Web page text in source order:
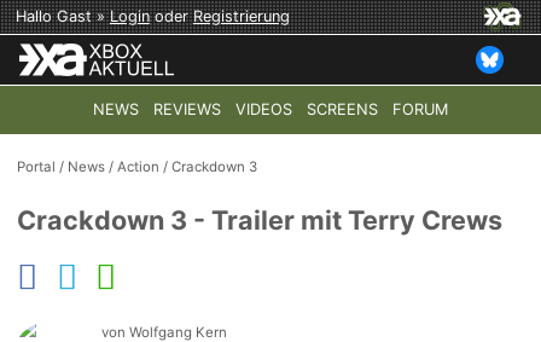
Hallo Gast »LoginoderRegistrierung
NEWS REVIEWS VIDEOS SCREENS FORUM
TOP-THEMEN: COD: MODERN WARFARE 4 HALO:
Portal / News /Action /Crackdown 3
Crackdown 3 - Trailer mit Terry Crews
von Wolfgang Kern